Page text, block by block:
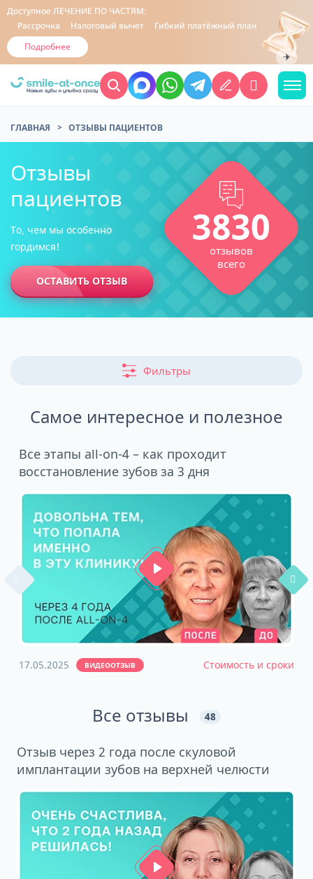
Доступное ЛЕЧЕНИЕ ПО ЧАСТЯМ:
Рассрочка
Налоговый вычет Гибкий платёжный план
Подробнее
ГЛАВНАЯ ОТЗЫВЫ ПАЦИЕНТОВ
Отзывы
пациентов
То, чем мы особенно
гордимся!
ОСТАВИТЬ ОТЗЫВ
3830
отзывов
всего
Фильтры
Самое интересное и полезное
Все этапы all-on-4 – как проходит
восстановление зубов за 3 дня
17.05.2025 ВИДЕООТЗЫВ Стоимость и сроки
Все отзывы 48
Отзыв через 2 года после скуловой
имплантации зубов на верхней челюсти